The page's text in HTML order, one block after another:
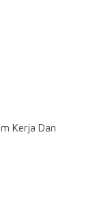
Kerja Dan